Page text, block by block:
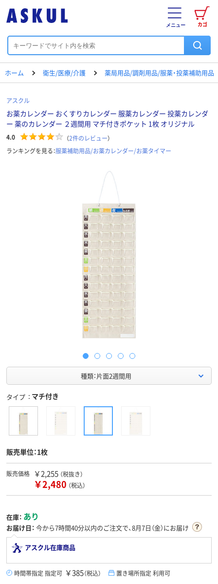
カゴ
メニュー
ホーム 衛生/医療/介護 薬局用品/調剤用品/服薬・投薬補助用品
アスクル
お薬カレンダー おくすりカレンダー 服薬カレンダー 投薬カレンダ
ー 薬のカレンダー ２週間用 マチ付きポケット 1枚 オリジナル
4.0 （2件のレビュー）
ランキングを見る：服薬補助用品/お薬カレンダー/お薬タイマー
種類：片面2週間用
タイプ マチ付き
販売単位：1枚
販売価格 ￥2,255 （税抜き）
￥2,480 （税込）
在庫： あり
お届け日： 今から7時間40分以内のご注文で、8月7日（金）にお届け
アスクル在庫商品
時間帯指定 指定可 ￥385（税込） 置き場所指定 利用可